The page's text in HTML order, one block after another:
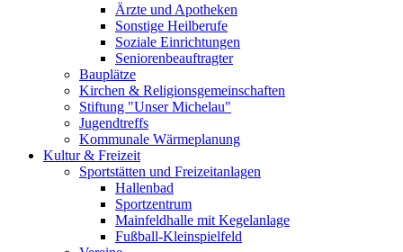
Ärzte und Apotheken
Sonstige Heilberufe
Soziale Einrichtungen
Seniorenbeauftragter
Bauplätze
Kirchen & Religionsgemeinschaften
Stiftung "Unser Michelau"
Jugendtreffs
Kommunale Wärmeplanung
Kultur & Freizeit
Sportstätten und Freizeitanlagen
Hallenbad
Sportzentrum
Mainfeldhalle mit Kegelanlage
Fußball-Kleinspielfeld